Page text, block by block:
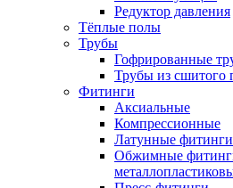
Редуктор давления
Тёплые полы
Трубы
Гофрированные
Трубы из сшитого
Фитинги
Аксиальные
Компрессионные
Латунные фитинги
Обжимные